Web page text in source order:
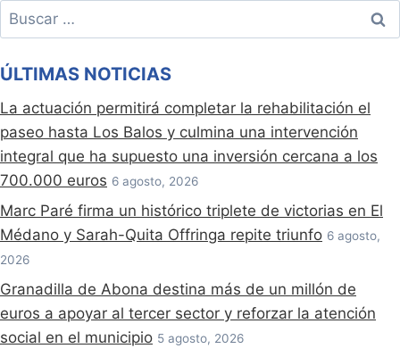
Buscar:
ÚLTIMAS NOTICIAS
La actuación permitirá completar la rehabilitación el
paseo hasta Los Balos y culmina una intervención
integral que ha supuesto una inversión cercana a los
700.000 euros 6 agosto, 2026
Marc Paré firma un histórico triplete de victorias en El
Médano y Sarah-Quita Offringa repite triunfo 6 agosto,
2026
Granadilla de Abona destina más de un millón de
euros a apoyar al tercer sector y reforzar la atención
social en el municipio 5 agosto, 2026